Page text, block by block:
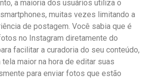
a maioria dos usuários ​utiliza o
muitas vezes​ limitando‌ a⁣
de postagem. Você sabia que é
no Instagram ⁢diretamente⁢ do
facilitar a curadoria​ do seu conteúdo,
maior na hora de editar‌ suas
para enviar fotos que estão